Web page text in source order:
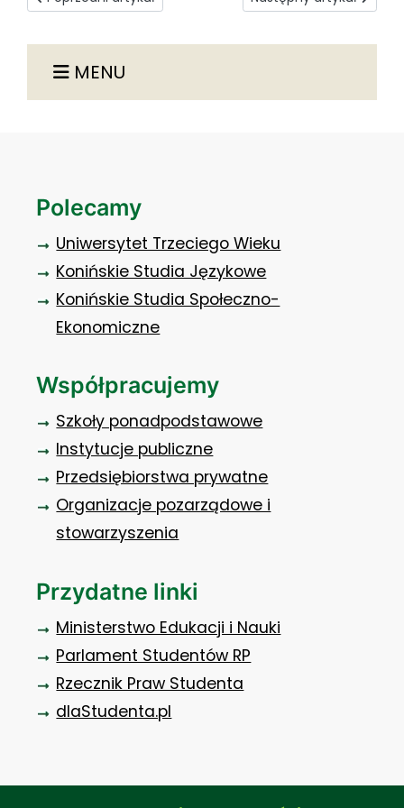
MENU
Polecamy
Uniwersytet Trzeciego Wieku
Konińskie Studia Językowe
Konińskie Studia Społeczno-
Ekonomiczne
Współpracujemy
Szkoły ponadpodstawowe
Instytucje publiczne
Przedsiębiorstwa prywatne
Organizacje pozarządowe i
stowarzyszenia
Przydatne linki
Ministerstwo Edukacji i Nauki
Parlament Studentów RP
Rzecznik Praw Studenta
dlaStudenta.pl